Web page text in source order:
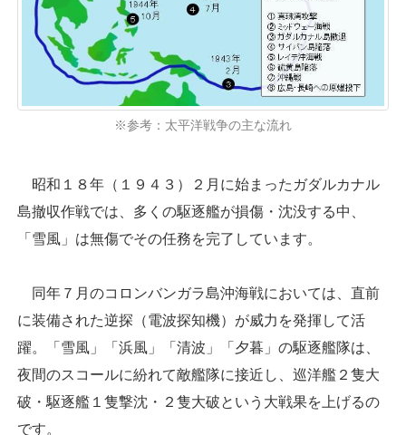
※参考：太平洋戦争の主な流れ
昭和１８年（１９４３）２月に始まったガダルカナル
島撤収作戦では、多くの駆逐艦が損傷・沈没する中、
「雪風」は無傷でその任務を完了しています。
同年７月のコロンバンガラ島沖海戦においては、直前
に装備された逆探（電波探知機）が威力を発揮して活
躍。「雪風」「浜風」「清波」「夕暮」の駆逐艦隊は、
夜間のスコールに紛れて敵艦隊に接近し、巡洋艦２隻大
破・駆逐艦１隻撃沈・２隻大破という大戦果を上げるの
です。